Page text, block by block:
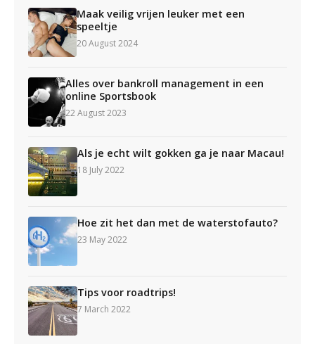
Maak veilig vrijen leuker met een
speeltje
20 August 2024
Alles over bankroll management in een
online Sportsbook
22 August 2023
Als je echt wilt gokken ga je naar Macau!
18 July 2022
Hoe zit het dan met de waterstofauto?
23 May 2022
Tips voor roadtrips!
7 March 2022